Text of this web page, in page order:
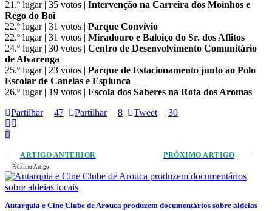
21.º lugar | 35 votos | Intervenção na Carreira dos Moinhos e
Rego do Boi
22.º lugar | 31 votos | Parque Convívio
22.º lugar | 31 votos | Miradouro e Baloiço do Sr. dos Aflitos
24.º lugar | 30 votos | Centro de Desenvolvimento Comunitário
de Alvarenga
25.º lugar | 23 votos | Parque de Estacionamento junto ao Polo
Escolar de Canelas e Espiunca
26.º lugar | 19 votos | Escola dos Saberes na Rota dos Aromas
Partilhar
47 Partilhar 8 Tweet 30
ARTIGO ANTERIOR PRÓXIMO ARTIGO
Próximo Artigo
Autarquia e Cine Clube de Arouca produzem documentários sobre aldeias